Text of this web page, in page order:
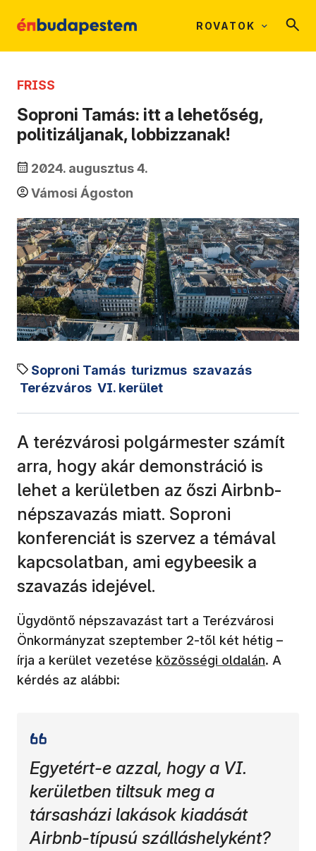
ROVATOK
FRISS
Soproni Tamás: itt a lehetőség,
politizáljanak, lobbizzanak!
2024. augusztus 4.
Vámosi Ágoston
Soproni Tamás turizmus szavazás
Terézváros VI. kerület
A terézvárosi polgármester számít
arra, hogy akár demonstráció is
lehet a kerületben az őszi Airbnb-
népszavazás miatt. Soproni
konferenciát is szervez a témával
kapcsolatban, ami egybeesik a
szavazás idejével.
Ügydöntő népszavazást tart a Terézvárosi
Önkormányzat szeptember 2-től két hétig –
írja a kerület vezetése közösségi oldalán. A
kérdés az alábbi:
Egyetért-e azzal, hogy a VI.
kerületben tiltsuk meg a
társasházi lakások kiadását
Airbnb-típusú szálláshelyként?